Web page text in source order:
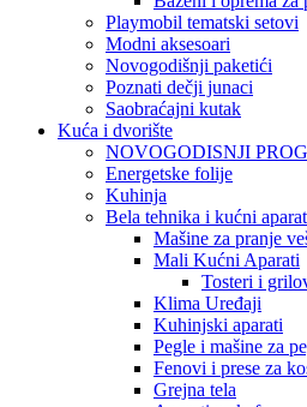
Playmobil tematski setovi
Modni aksesoari
Novogodišnji paketići
Poznati dečji junaci
Saobraćajni kutak
Kuća i dvorište
NOVOGODISNJI
Energetske folije
Kuhinja
Bela tehnika i kućni
Mašine za pranje
Mali Kućni Aparati
Tosteri i
Klima Uređaji
Kuhinjski aparati
Pegle i mašine za
Fenovi i prese za
Grejna tela